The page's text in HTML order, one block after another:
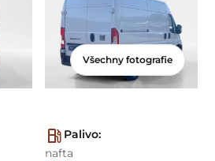
Všechny fotografie
Palivo:
nafta